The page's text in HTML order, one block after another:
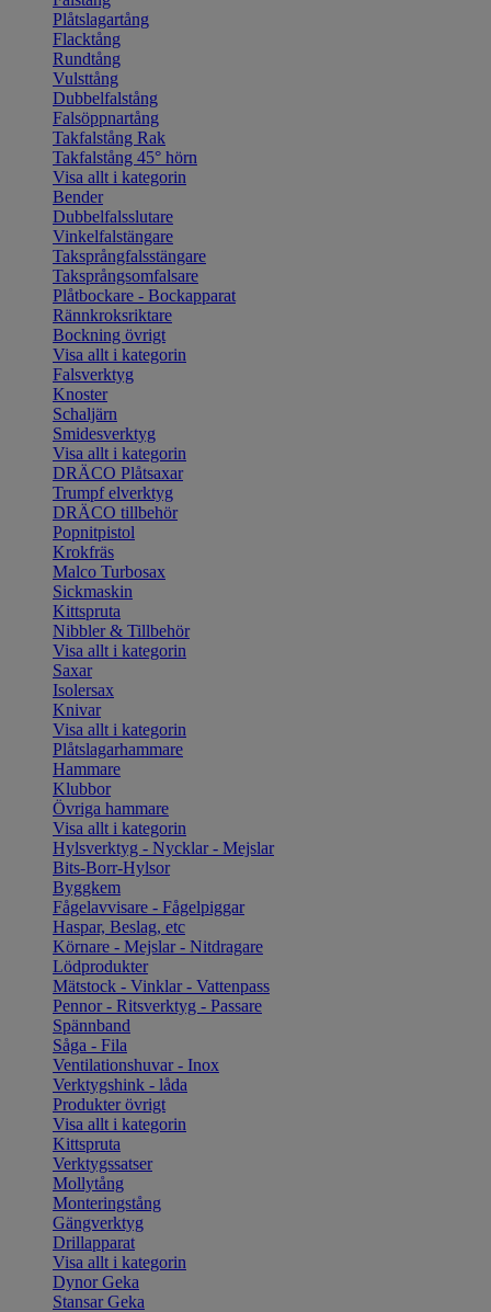
Plåtslagartång
Flacktång
Rundtång
Vulsttång
Dubbelfalstång
Falsöppnartång
Takfalstång Rak
Takfalstång 45° hörn
Visa allt i kategorin
Bender
Dubbelfalsslutare
Vinkelfalstängare
Taksprångfalsstängare
Taksprångsomfalsare
Plåtbockare - Bockapparat
Rännkroksriktare
Bockning övrigt
Visa allt i kategorin
Falsverktyg
Knoster
Schaljärn
Smidesverktyg
Visa allt i kategorin
DRÄCO Plåtsaxar
Trumpf elverktyg
DRÄCO tillbehör
Popnitpistol
Krokfräs
Malco Turbosax
Sickmaskin
Kittspruta
Nibbler & Tillbehör
Visa allt i kategorin
Saxar
Isolersax
Knivar
Visa allt i kategorin
Plåtslagarhammare
Hammare
Klubbor
Övriga hammare
Visa allt i kategorin
Hylsverktyg - Nycklar - Mejslar
Bits-Borr-Hylsor
Byggkem
Fågelavvisare - Fågelpiggar
Haspar, Beslag, etc
Körnare - Mejslar - Nitdragare
Lödprodukter
Mätstock - Vinklar - Vattenpass
Pennor - Ritsverktyg - Passare
Spännband
Såga - Fila
Ventilationshuvar - Inox
Verktygshink - låda
Produkter övrigt
Visa allt i kategorin
Kittspruta
Verktygssatser
Mollytång
Monteringstång
Gängverktyg
Drillapparat
Visa allt i kategorin
Dynor Geka
Stansar Geka